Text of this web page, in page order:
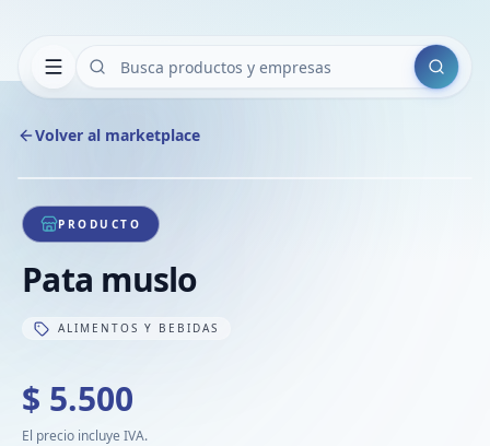
Buscar
Volver al marketplace
1/1
PRODUCTO
Pata muslo
ALIMENTOS Y BEBIDAS
$ 5.500
El precio incluye IVA.